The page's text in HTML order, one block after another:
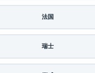
法国
瑞士